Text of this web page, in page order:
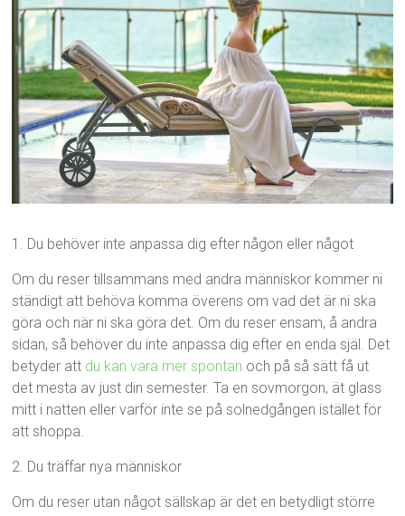
1. Du behöver inte anpassa dig efter någon eller något
Om du reser tillsammans med andra människor kommer ni
ständigt att behöva komma överens om vad det är ni ska
göra och när ni ska göra det. Om du reser ensam, å andra
sidan, så behöver du inte anpassa dig efter en enda själ. Det
betyder att du kan vara mer spontan och på så sätt få ut
det mesta av just din semester. Ta en sovmorgon, ät glass
mitt i natten eller varför inte se på solnedgången istället för
att shoppa.
2. Du träffar nya människor
Om du reser utan något sällskap är det en betydligt större